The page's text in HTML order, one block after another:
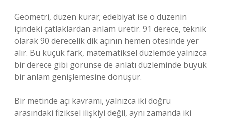
Geometri, düzen kurar; edebiyat ise o düzenin
içindeki çatlaklardan anlam üretir. 91 derece, teknik
olarak 90 derecelik dik açının hemen ötesinde yer
alır. Bu küçük fark, matematiksel düzlemde yalnızca
bir derece gibi görünse de anlatı düzleminde büyük
bir anlam genişlemesine dönüşür.
Bir metinde açı kavramı, yalnızca iki doğru
arasındaki fiziksel ilişkiyi değil, aynı zamanda iki